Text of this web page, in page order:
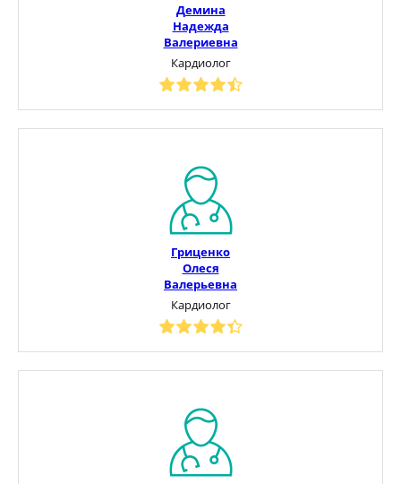
Демина
Надежда
Валериевна
Кардиолог
Гриценко
Олеся
Валерьевна
Кардиолог